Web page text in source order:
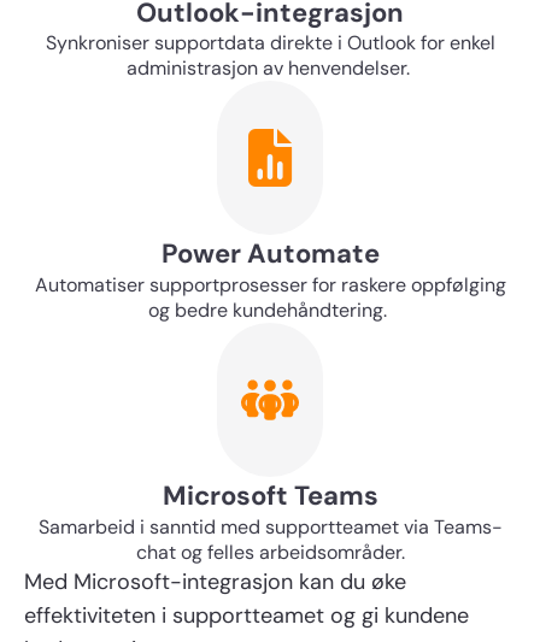
Outlook-integrasjon
Synkroniser supportdata direkte i Outlook for enkel
administrasjon av henvendelser.
Power Automate
Automatiser supportprosesser for raskere oppfølging
og bedre kundehåndtering.
Microsoft Teams
Samarbeid i sanntid med supportteamet via Teams-
chat og felles arbeidsområder.
Med Microsoft-integrasjon kan du øke
effektiviteten i supportteamet og gi kundene